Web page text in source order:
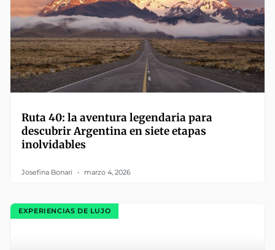
Ruta 40: la aventura legendaria para
descubrir Argentina en siete etapas
inolvidables
Josefina Bonari marzo 4, 2026
EXPERIENCIAS DE LUJO